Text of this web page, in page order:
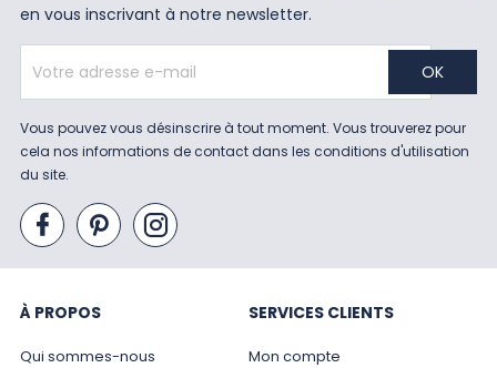
en vous inscrivant à notre newsletter.
Vous pouvez vous désinscrire à tout moment. Vous trouverez pour
cela nos informations de contact dans les conditions d'utilisation
du site.
À PROPOS
Qui sommes-nous
SERVICES CLIENTS
Mon compte